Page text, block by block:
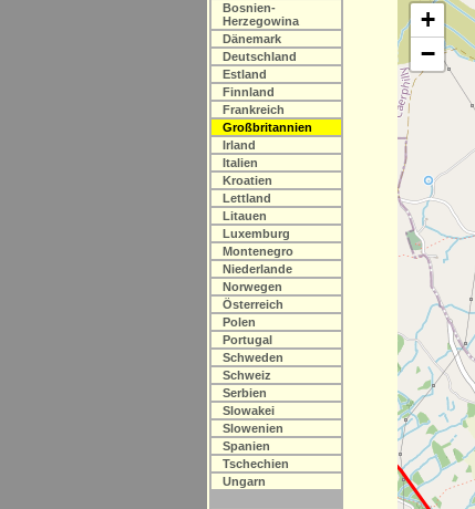
Bosnien-
Herzegowina
Dänemark
Deutschland
Estland
Finnland
Frankreich
Großbritannien
Irland
Italien
Kroatien
Lettland
Litauen
Luxemburg
Montenegro
Niederlande
Norwegen
Österreich
Polen
Portugal
Schweden
Schweiz
Serbien
Slowakei
Slowenien
Spanien
Tschechien
Ungarn
+
−